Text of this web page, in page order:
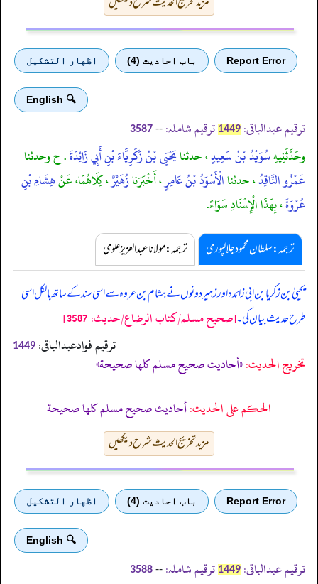
Report Error باب احادیث (4) اظهار التشكيل
🔍 English
ترقیم عبدالباقی: 1449 ترقیم شاملہ: --
3587
وحَدَّثَنِيهِسُوَيْدُ بْنُ سَعِيدٍ، حدثنايَحْيَى بْنُ زَكَرِيَّاءَ بْنِ أَبِي زَائِدَةَ. ح وحدثنا
عَمْرٌو النَّاقِدُ، حدثناالْأَسْوَدُ بْنُ عَامِرٍ، أَخْبَرَنازُهَيْرٌ، كِلَاهُمَا، عَنْهِشَامِ بْنِ
عُرْوَةَ، بِهَذَا الْإِسْنَادِ سَوَاءً.
ترجمہ:سلطان محمود جلالپوری ترجمہ:مولانا عبدالعزیز علوی
یحییٰ بن زکریا بن ابی زائدہ اور زہیر دونوں نے ہشام بن عروہ سے اسی سند کے ساتھ بالکل اسی
طرح حدیث بیان کی۔[صحيح مسلم/كتاب الرضاع/حدیث: 3587]
ترقیم فوادعبدالباقی: 1449
تخریج الحدیث:«أحاديث صحيح مسلم كلها صحيحة»
الحكم على الحديث:أحاديث صحيح مسلم كلها صحيحة
مزید تخریج الحدیث شرح دیکھیں
Report Error باب احادیث (4) اظهار التشكيل
🔍 English
ترقیم عبدالباقی: 1449 ترقیم شاملہ: --
3588